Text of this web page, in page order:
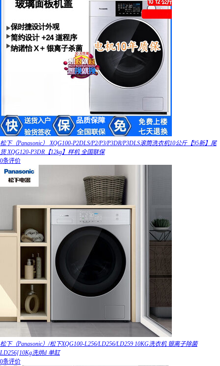
松下（Panasonic） XQG100-P2DLS/P2/P3/P3DR/P3DLS滚筒洗衣机10公斤【95新】尾
货 XQG120-P3DR【12kg】样机 全国联保
0条评价
松下（Panasonic）/松下XQG100-L256/LD256/LD259 10KG洗衣机 银离子除菌
LD256[10Kg洗烘d 单缸
0条评价